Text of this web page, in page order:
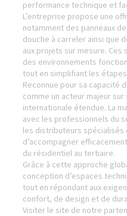
performance technique et
L’entreprise propose une
notamment des panneaux
douche à carreler ainsi que
aux projets sur mesure.
des environnements
tout en simplifiant les
Reconnue pour sa capacité
comme un acteur majeur
internationale étendue. La
avec les professionnels du
les distributeurs spécialisés
d’accompagner
du résidentiel au tertiaire.
Grâce à cette approche
conception d’espaces
tout en répondant aux
confort, de design et de
Visiter le site de notre